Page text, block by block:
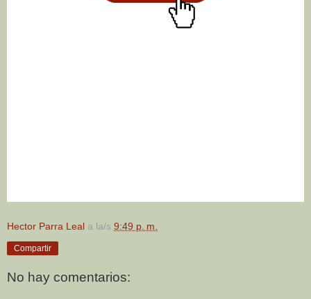
Hector Parra Leal a la/s 9:49 p. m.
Compartir
No hay comentarios: